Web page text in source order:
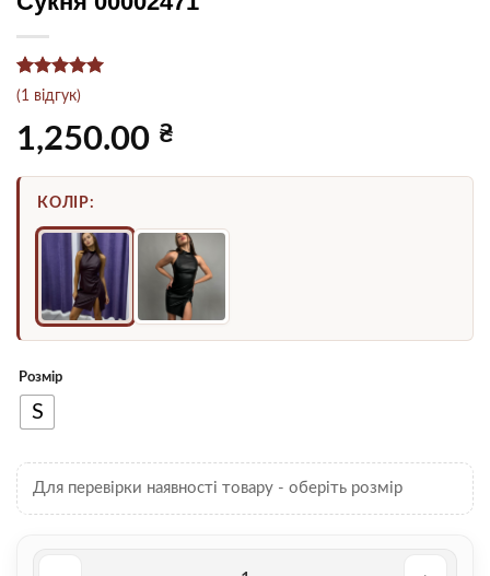
Рейтинг
з 5 на
основі
опитування
1
покупця
(1 відгук)
1,250.00 ₴
КОЛІР:
Розмір
S
Для перевірки наявності товару - оберіть розмір